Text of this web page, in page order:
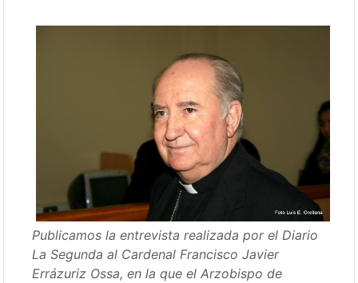
Publicamos la entrevista realizada por el Diario
La Segunda al Cardenal Francisco Javier
Errázuriz Ossa, en la que el Arzobispo de